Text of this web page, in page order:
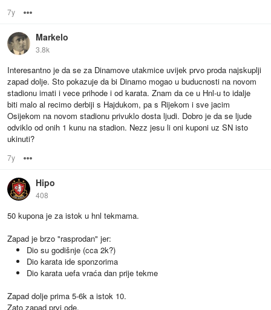
7y
Markelo
3.8k
Interesantno je da se za Dinamove utakmice uvijek prvo proda najskuplji
zapad dolje. Sto pokazuje da bi Dinamo mogao u buducnosti na novom
stadionu imati i vece prihode i od karata. Znam da ce u Hnl-u to idalje
biti malo al recimo derbiji s Hajdukom, pa s Rijekom i sve jacim
Osijekom na novom stadionu privuklo dosta ljudi. Dobro je da se ljude
odviklo od onih 1 kunu na stadion. Nezz jesu li oni kuponi uz SN isto
ukinuti?
7y
Hipo
408
50 kupona je za istok u hnl tekmama.
Zapad je brzo "rasprodan" jer:
Dio su godišnje (cca 2k?)
Dio karata ide sponzorima
Dio karata uefa vraća dan prije tekme
Zapad dolje prima 5-6k a istok 10.
Zato zapad prvi ode.